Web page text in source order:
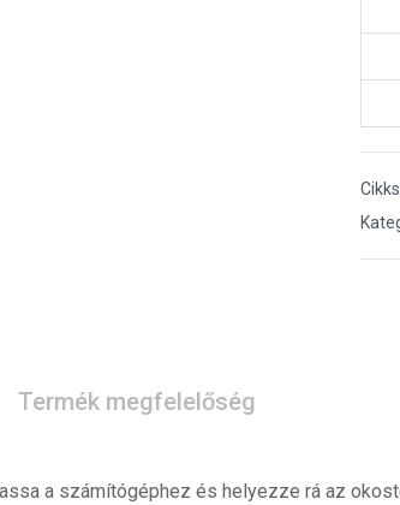
Termék megfelelőség
a számítógéphez és helyezze rá az